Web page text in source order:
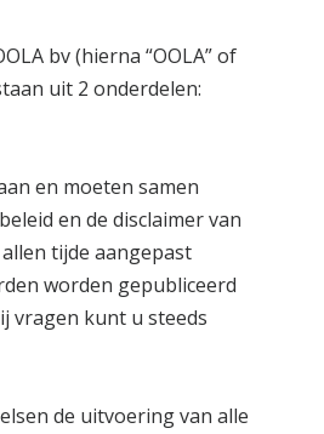
bv (hierna “OOLA” of
uit 2 onderdelen:
en moeten samen
en de disclaimer van
tijde aangepast
worden gepubliceerd
vragen kunt u steeds
de uitvoering van alle